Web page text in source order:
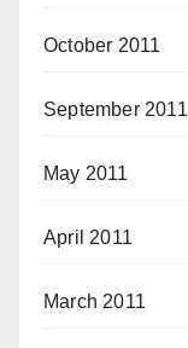
October 2011
September 2011
May 2011
April 2011
March 2011